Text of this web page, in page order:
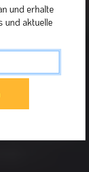
und erhalte
und aktuelle